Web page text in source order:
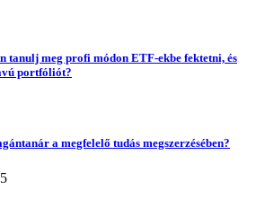
tanulj meg profi módon ETF-ekbe fektetni, és
portfóliót?
a megfelelő tudás megszerzésében?